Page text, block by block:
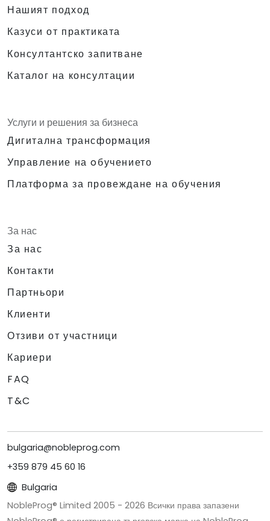
Нашият подход
Казуси от практиката
Консултантско запитване
Каталог на консултации
Услуги и решения за бизнеса
Дигитална трансформация
Управление на oбучението
Платформа за провеждане на обучения
За нас
За нас
Контакти
Партньори
Клиенти
Отзиви от участници
Кариери
FAQ
T&C
bulgaria@nobleprog.com
+359 879 45 60 16
Bulgaria
NobleProg® Limited 2005 - 2026 Всички права запазени